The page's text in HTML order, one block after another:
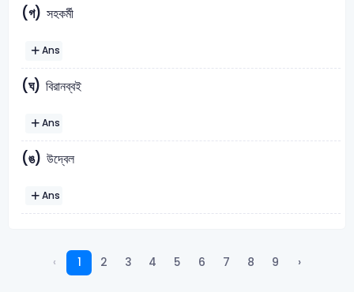
(গ) সহকর্মী
Ans
(ঘ) বিরানব্বই
Ans
(ঙ) উদ্বেল
Ans
‹ 1 2 3 4 5 6 7 8 9 ›